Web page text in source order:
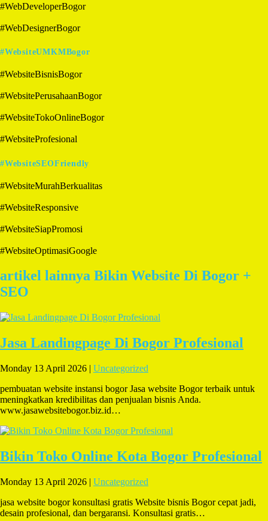
#WebDeveloperBogor
#WebDesignerBogor
#WebsiteUMKMBogor
#WebsiteBisnisBogor
#WebsitePerusahaanBogor
#WebsiteTokoOnlineBogor
#WebsiteProfesional
#WebsiteSEOFriendly
#WebsiteMurahBerkualitas
#WebsiteResponsive
#WebsiteSiapPromosi
#WebsiteOptimasiGoogle
artikel lainnya Bikin Website Di Bogor +
SEO
Jasa Landingpage Di Bogor Profesional
Monday 13 April 2026 | Uncategorized
pembuatan website instansi bogor Jasa website Bogor terbaik untuk
meningkatkan kredibilitas dan penjualan bisnis Anda.
www.jasawebsitebogor.biz.id…
Bikin Toko Online Kota Bogor Profesional
Monday 13 April 2026 | Uncategorized
jasa website bogor konsultasi gratis Website bisnis Bogor cepat jadi,
desain profesional, dan bergaransi. Konsultasi gratis…